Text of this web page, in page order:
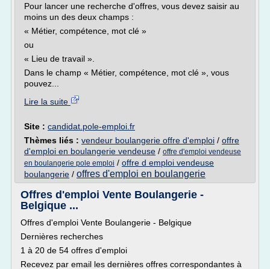
Pour lancer une recherche d'offres, vous devez saisir au
moins un des deux champs :
« Métier, compétence, mot clé »
ou
« Lieu de travail ».
Dans le champ « Métier, compétence, mot clé », vous
pouvez...
Lire la suite
Site : candidat.pole-emploi.fr
Thèmes liés : vendeur boulangerie offre d'emploi / offre
d'emploi en boulangerie vendeuse / offre d'emploi vendeuse
en boulangerie pole emploi / offre d emploi vendeuse
boulangerie / offres d'emploi en boulangerie
Offres d'emploi Vente Boulangerie -
Belgique ...
Offres d'emploi Vente Boulangerie - Belgique
Dernières recherches
1 à 20 de 54 offres d'emploi
Recevez par email les dernières offres correspondantes à